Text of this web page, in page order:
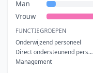
Man
Vrouw
FUNCTIEGROEPEN
Onderwijzend personeel
Direct ondersteunend personeel
Management